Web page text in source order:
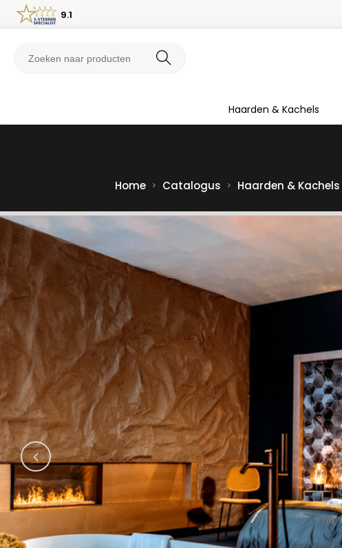
Haarden & Kachels
9.1
Home
Catalogus Haarden & Kachels